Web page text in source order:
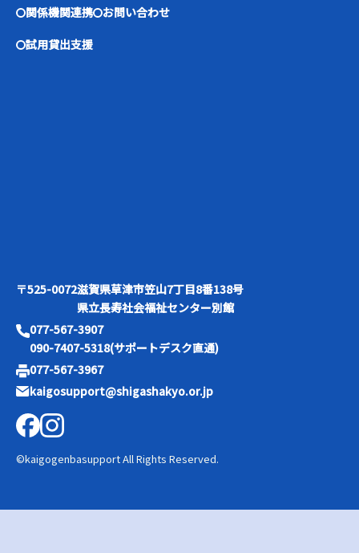
〒525-0072滋賀県草津市笠山7丁目8番138号
県立長寿社会福祉センター別館
077-567-3907
090-7407-5318(サポートデスク直通)
077-567-3967
kaigosupport@shigashakyo.or.jp
©kaigogenbasupport All Rights Reserved.
関係機関連携
試用貸出支援
お問い合わせ